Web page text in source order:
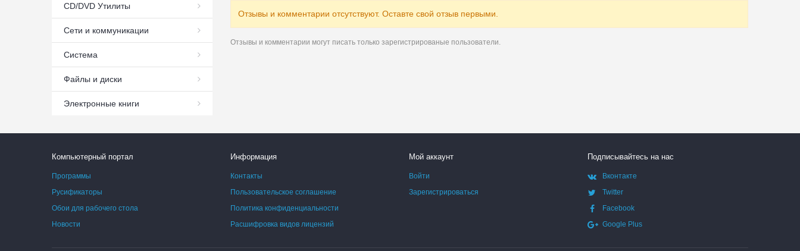
Отзывы и комментарии отсутствуют. Оставте свой отзыв первыми.
Отзывы и комментарии могут писать только зарегистрированые пользователи.
СD/DVD Утилиты
Сети и коммуникации
Система
Файлы и диски
Электронные книги
Компьютерный портал
Программы
Русификаторы
Обои для рабочего стола
Новости
Информация
Контакты
Пользовательское соглашение
Политика конфиденциальности
Расшифровка видов лицензий
Мой аккаунт
Войти
Зарегистрироваться
Подписывайтесь на нас
Вконтакте
Twitter
Facebook
Google Plus